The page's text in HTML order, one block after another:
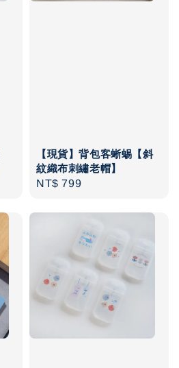
【現貨】背包客蜥蜴【斜
紋織布刺繡老帽】
Regular
NT$ 799